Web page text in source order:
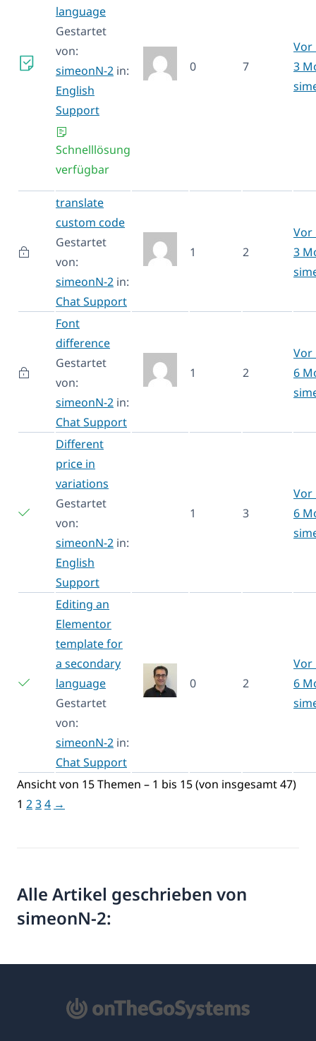
language
Gestartet
von:
simeonN-2 in:
English
Support
Schnelllösung
verfügbar
0 7
Vor
3
translate
custom code
Gestartet
von:
simeonN-2 in:
Chat Support
1 2
Vor
3
Font
difference
Gestartet
von:
simeonN-2 in:
Chat Support
1 2
Vor
6
Different
price in
variations
Gestartet
von:
simeonN-2 in:
English
Support
1 3
Vor
6
Editing an
Elementor
template for
a secondary
language
Gestartet
von:
simeonN-2 in:
Chat Support
0 2
Vor
6
Ansicht von 15 Themen – 1 bis 15 (von insgesamt 47)
1 234 →
Alle Artikel geschrieben von
simeonN-2: